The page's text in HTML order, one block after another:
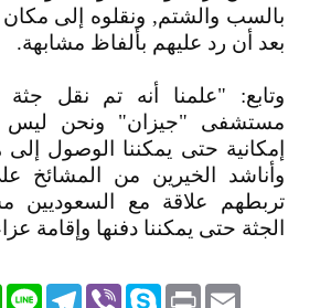
بالسب والشتم, ونقلوه إلى
بعد أن رد عليهم بألفاظ مشابهة.
وتابع: "علمنا أنه تم نقل
مستشفى "جيزان" ونحن ليس
إمكانية حتى يمكننا الوصول
وأناشد الخيرين من المشائخ
تربطهم علاقة مع السعوديين
الجثة حتى يمكننا دفنها وإقامة
Line
Telegram ViberSkype PrintEmail